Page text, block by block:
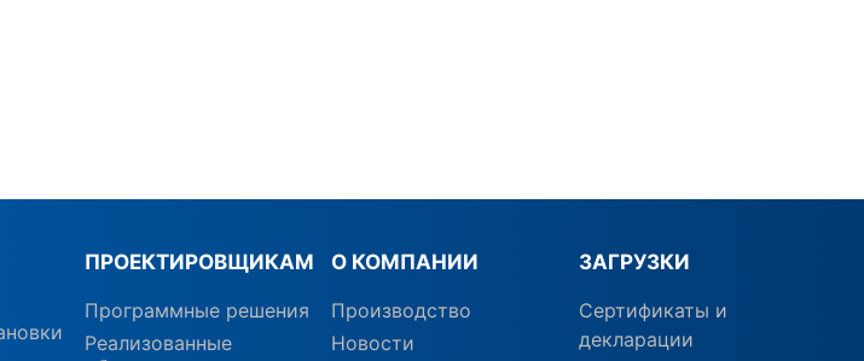
ПРОЕКТИРОВЩИКАМ
Программные решения
Реализованные
О КОМПАНИИ
Производство
Новости
ЗАГРУЗКИ
Сертификаты и
декларации